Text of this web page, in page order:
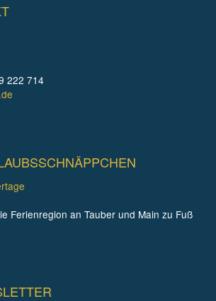
222 714
Ferienregion an Tauber und Main zu Fuß